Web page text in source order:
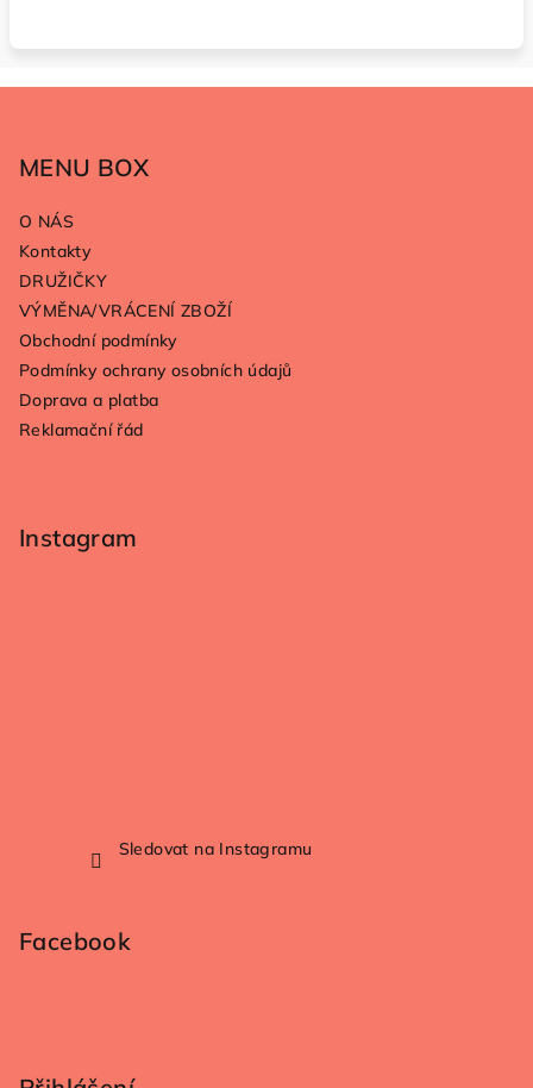
MENU BOX
O NÁS
Kontakty
DRUŽIČKY
VÝMĚNA/VRÁCENÍ ZBOŽÍ
Obchodní podmínky
Podmínky ochrany osobních údajů
Doprava a platba
Reklamační řád
Instagram
Sledovat na Instagramu
Facebook